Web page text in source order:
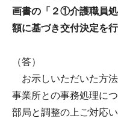
画書の「２①介護職員
額に基づき交付決定を
（答）
お示しいただいた方
事業所との事務処理に
部局と調整の上ご対応い